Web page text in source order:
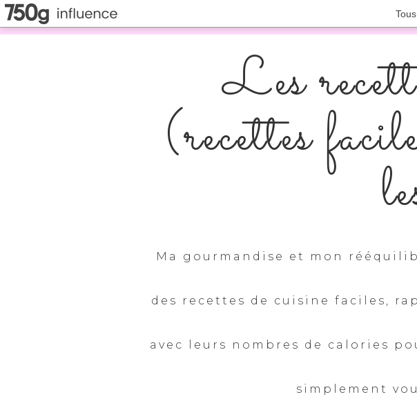
Les
(recettes
Ma gourmandise et mon
des recettes de cuisine faciles,
avec leurs nombres de calories
simplement